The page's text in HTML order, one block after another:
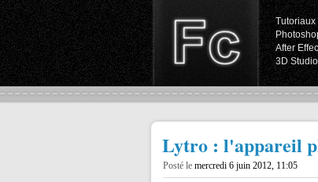
Tutoriaux
After
3D
Lytro : l'appareil
Posté le mercredi 6 juin 2012, 11:05